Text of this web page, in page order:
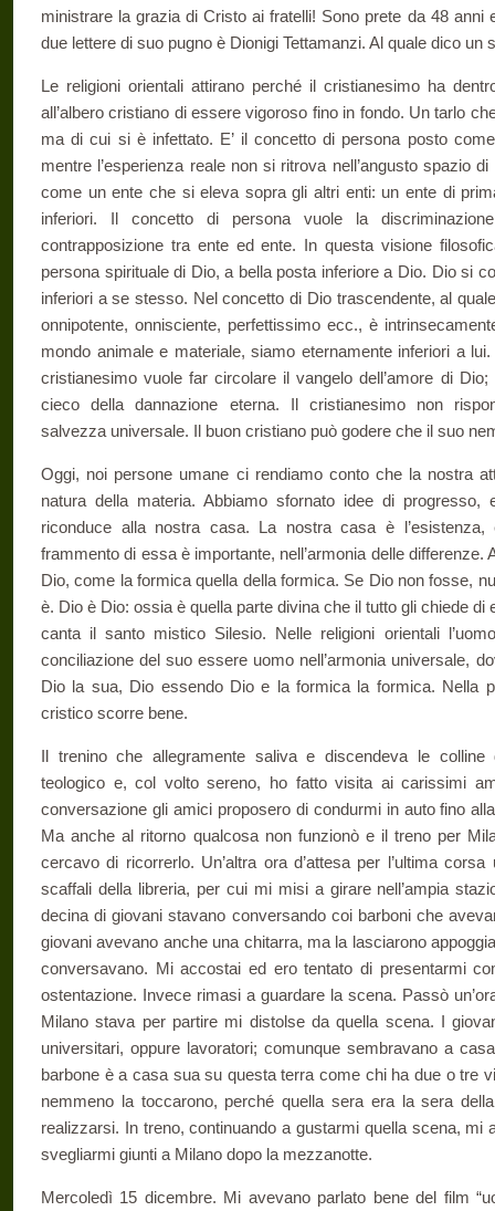
ministrare la grazia di Cristo ai fratelli! Sono prete da 48 anni
due lettere di suo pugno è Dionigi Tettamanzi. Al quale dico un
Le religioni orientali attirano perché il cristianesimo ha
all’albero cristiano di essere vigoroso fino in fondo. Un tarlo
ma di cui si è infettato. E’ il concetto di persona posto
mentre l’esperienza reale non si ritrova nell’angusto spazio
come un ente che si eleva sopra gli altri enti: un ente di
inferiori. Il concetto di persona vuole la
contrapposizione tra ente ed ente. In questa visione
persona spirituale di Dio, a bella posta inferiore a Dio. Dio si
inferiori a se stesso. Nel concetto di Dio trascendente, al
onnipotente, onnisciente, perfettissimo ecc., è
mondo animale e materiale, siamo eternamente inferiori a
cristianesimo vuole far circolare il vangelo dell’amore di
cieco della dannazione eterna. Il cristianesimo non
salvezza universale. Il buon cristiano può godere che il suo
Oggi, noi persone umane ci rendiamo conto che la nostra
natura della materia. Abbiamo sfornato idee di
riconduce alla nostra casa. La nostra casa è
frammento di essa è importante, nell’armonia delle
Dio, come la formica quella della formica. Se Dio non fosse,
è. Dio è Dio: ossia è quella parte divina che il tutto gli chiede
canta il santo mistico Silesio. Nelle religioni orientali
conciliazione del suo essere uomo nell’armonia universale,
Dio la sua, Dio essendo Dio e la formica la formica. Nella
cristico scorre bene.
Il trenino che allegramente saliva e discendeva le colline
teologico e, col volto sereno, ho fatto visita ai carissimi
conversazione gli amici proposero di condurmi in auto fino
Ma anche al ritorno qualcosa non funzionò e il treno per
cercavo di ricorrerlo. Un’altra ora d’attesa per l’ultima
scaffali della libreria, per cui mi misi a girare nell’ampia
decina di giovani stavano conversando coi barboni che
giovani avevano anche una chitarra, ma la lasciarono
conversavano. Mi accostai ed ero tentato di presentarmi
ostentazione. Invece rimasi a guardare la scena. Passò
Milano stava per partire mi distolse da quella scena. I
universitari, oppure lavoratori; comunque sembravano a
barbone è a casa sua su questa terra come chi ha due o tre
nemmeno la toccarono, perché quella sera era la sera
realizzarsi. In treno, continuando a gustarmi quella scena, mi
svegliarmi giunti a Milano dopo la mezzanotte.
Mercoledì 15 dicembre. Mi avevano parlato bene del film